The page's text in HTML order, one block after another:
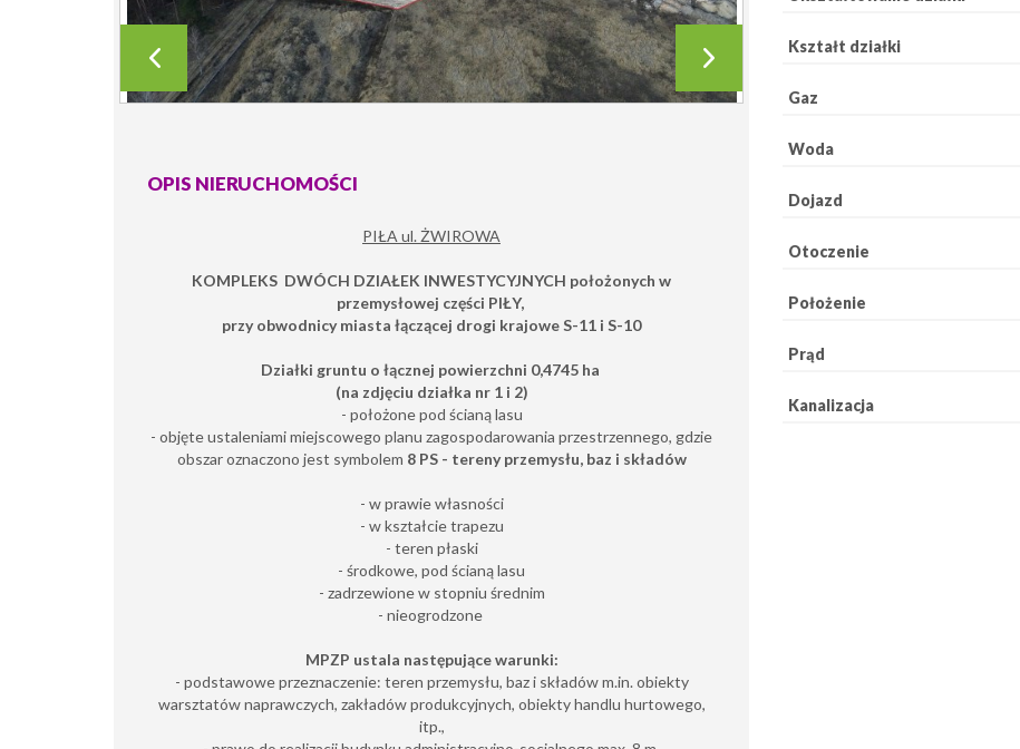
OPIS NIERUCHOMOŚCI
PIŁA ul. ŻWIROWA
KOMPLEKS DWÓCH DZIAŁEK INWESTYCYJNYCH położonych w
przemysłowej części PIŁY,
przy obwodnicy miasta łączącej drogi krajowe S-11 i S-10
Działki gruntu o łącznej powierzchni 0,4745 ha
(na zdjęciu działka nr 1 i 2)
- położone pod ścianą lasu
- objęte ustaleniami miejscowego planu zagospodarowania przestrzennego, gdzie
obszar oznaczono jest symbolem 8PS - tereny przemysłu, baz i składów
- w prawie własności
- w kształcie trapezu
- teren płaski
- środkowe, pod ścianą lasu
- zadrzewione w stopniu średnim
- nieogrodzone
MPZP ustala następujące warunki:
- podstawowe przeznaczenie: teren przemysłu, baz i składów m.in. obiekty
warsztatów naprawczych, zakładów produkcyjnych, obiekty handlu hurtowego,
itp.,
Kształt działki
Gaz
Woda
Dojazd
Otoczenie
Położenie
Prąd
Kanalizacja